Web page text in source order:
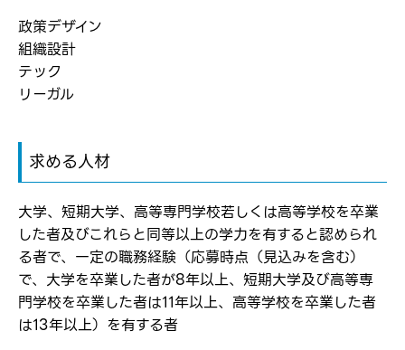
応募完了通知をする
転職報告をする
※パスワードを忘れた方は
政策デザイン
組織設計
テック
リーガル
求める人材
大学、短期大学、高等専門学校若しくは高等学校を卒業
した者及びこれらと同等以上の学力を有すると認められ
る者で、一定の職務経験（応募時点（見込みを含む）
で、大学を卒業した者が8年以上、短期大学及び高等専
門学校を卒業した者は11年以上、高等学校を卒業した者
は13年以上）を有する者